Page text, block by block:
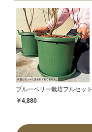
ブルーベリー栽培フルセット
￥4,880